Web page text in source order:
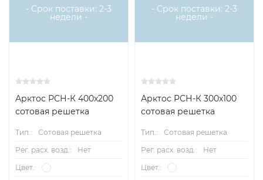
- Срок поставки: 2-3
недели -
Арктос РСН-К 400х200
сотовая решетка
Тип.:
Сотовая решетка
Рег. расх. возд.:
Нет
Цвет.:
- Срок поставки: 2-3
недели -
Арктос РСН-К 300х100
сотовая решетка
Тип.:
Сотовая решетка
Рег. расх. возд.:
Нет
Цвет.: